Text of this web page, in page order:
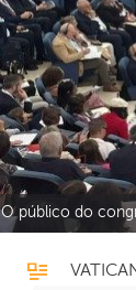
O público do